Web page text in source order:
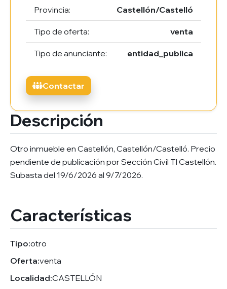
Descripción
Otro inmueble en Castellón, Castellón/Castelló. Precio
pendiente de publicación por Sección Civil TI Castellón.
Subasta del 19/6/2026 al 9/7/2026.
Características
Tipo:otro
Oferta:venta
Localidad:CASTELLÓN
Provincia: Castellón/Castelló
Tipo de oferta: venta
Tipo de anunciante: entidad_publica
Contactar